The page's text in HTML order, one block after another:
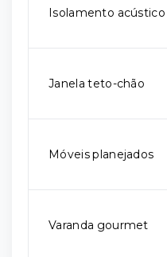
Isolamento acústico
Janela teto-chão
Móveis planejados
Varanda gourmet